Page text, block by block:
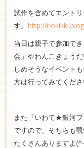
試作を含めてエント
す。http://
当日は親子で参加で
会」やわんこきょう
しめそうなイベント
方は行ってみてくださ
また『いわて★銀河
ですので、そちらも
たくさんありますよ